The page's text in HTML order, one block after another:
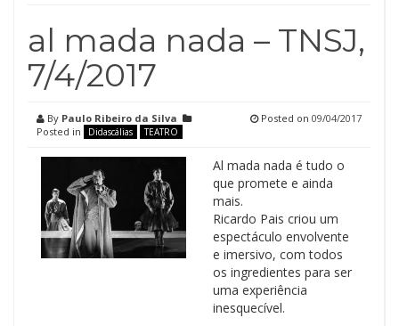
al mada nada – TNSJ,
7/4/2017
By Paulo Ribeiro da Silva
Posted in
Didascálias TEATRO
Posted on 09/04/2017
Al mada nada é tudo o
que promete e ainda
mais.
Ricardo Pais criou um
espectáculo envolvente
e imersivo, com todos
os ingredientes para ser
uma experiência
inesquecível.